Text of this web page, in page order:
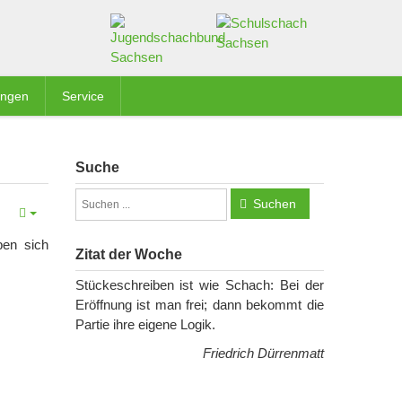
Service
sich
Suche
Suchen
Zitat der Woche
Stückeschreiben ist wie Schach: Bei der
Eröffnung ist man frei; dann bekommt die
Partie ihre eigene Logik.
Friedrich Dürrenmatt